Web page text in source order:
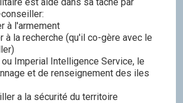
à l'armement
à la recherche (qu'il co-gère avec le
Imperial Intelligence Service, le
et de renseignement des iles
a la sécurité du territoire